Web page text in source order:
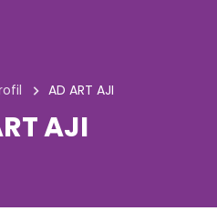
AD ART AJI
AJI